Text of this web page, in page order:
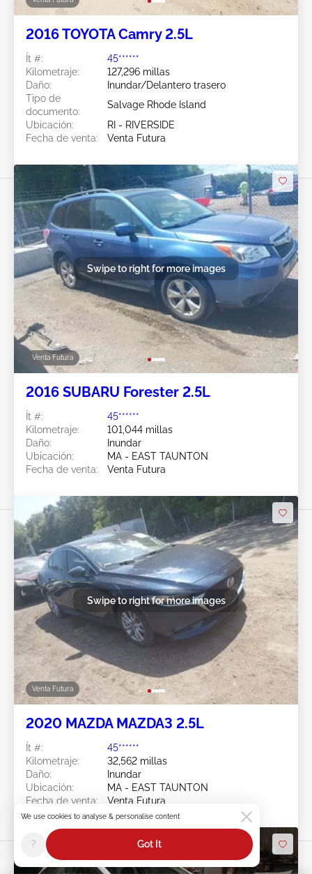
2016 TOYOTA Camry 2.5L
Ít #:
45******
Kilometraje:
127,296 millas
Daño:
Inundar/Delantero trasero
Tipo de
documento:
Salvage Rhode Island
Ubicación:
RI - RIVERSIDE
Fecha de venta:
Venta Futura
Venta Futura
Swipe to right for more images
2016 SUBARU Forester 2.5L
Ít #:
45******
Kilometraje:
101,044 millas
Daño:
Inundar
Ubicación:
MA - EAST TAUNTON
Fecha de venta:
Venta Futura
Venta Futura
Swipe to right for more images
2020 MAZDA MAZDA3 2.5L
Ít #:
45******
Kilometraje:
32,562 millas
Daño:
Inundar
Ubicación:
MA - EAST TAUNTON
Fecha de venta:
Venta Futura
We use cookies to analyse & personalise content
? Got It